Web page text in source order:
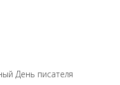
День писателя